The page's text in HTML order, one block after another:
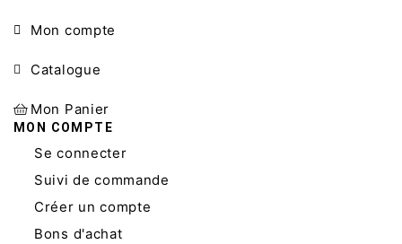
en blanc, noir, camel et
bordeaux.
Mon compte
Catalogue
Mon Panier
MON COMPTE
Se connecter
Suivi de commande
Créer un compte
Bons d'achat